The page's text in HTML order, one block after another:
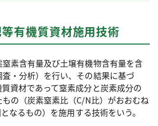
等有機質資材施用技術
素含有量及び土壌有機物含有量を含
・分析）を行い、その結果に基づ
資材であって窒素成分と炭素成分の
の（炭素窒素比（C/N比）がおおむね
なるもの）を施用する技術をいう。